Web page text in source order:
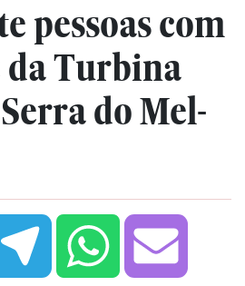
pessoas com
Turbina
do Mel-